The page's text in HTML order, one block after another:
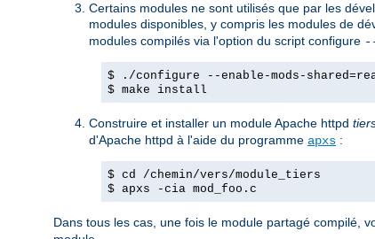
Certains modules ne sont utilisés que par les
modules disponibles, y compris les modules de
modules compilés via l'option du script configure
$ ./configure --enable-mods-
$ make install
Construire et installer un module Apache httpd
d'Apache httpd à l'aide du programme apxs :
$ cd /chemin/vers/module_tiers
$ apxs -cia mod_foo.c
Dans tous les cas, une fois le module partagé compilé,